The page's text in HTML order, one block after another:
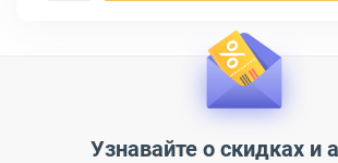
Узнавайте о скидках и